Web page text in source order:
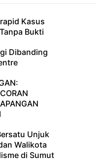
Kasus
Bukti
Dibanding
Unjuk
Walikota
di Sumut